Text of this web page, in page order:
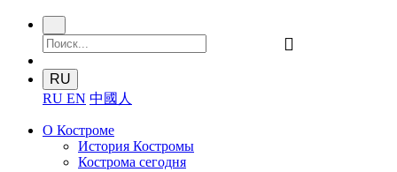
󰍉
RU
RU EN 中國人
О Костроме
История Костромы
Кострома сегодня